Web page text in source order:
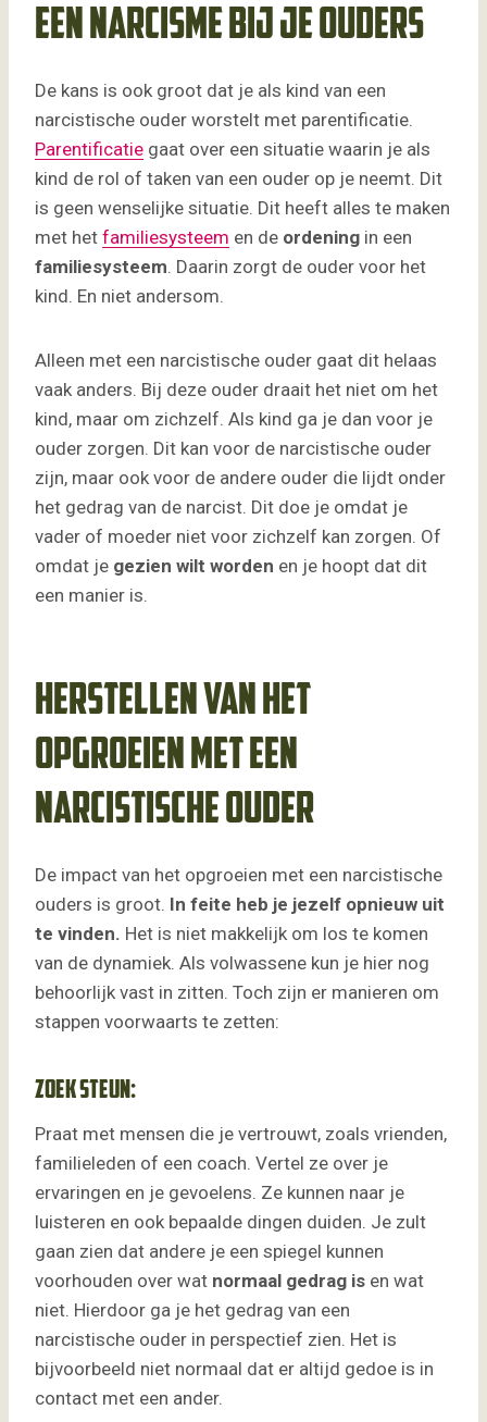
een narcisme bij je ouders
De kans is ook groot dat je als kind van een
narcistische ouder worstelt met parentificatie.
Parentificatie gaat over een situatie waarin je als
kind de rol of taken van een ouder op je neemt. Dit
is geen wenselijke situatie. Dit heeft alles te maken
met het familiesysteem en de ordening in een
familiesysteem. Daarin zorgt de ouder voor het
kind. En niet andersom.
Alleen met een narcistische ouder gaat dit helaas
vaak anders. Bij deze ouder draait het niet om het
kind, maar om zichzelf. Als kind ga je dan voor je
ouder zorgen. Dit kan voor de narcistische ouder
zijn, maar ook voor de andere ouder die lijdt onder
het gedrag van de narcist. Dit doe je omdat je
vader of moeder niet voor zichzelf kan zorgen. Of
omdat je gezien wilt worden en je hoopt dat dit
een manier is.
Herstellen van het
opgroeien met een
narcistische ouder
De impact van het opgroeien met een narcistische
ouders is groot. In feite heb je jezelf opnieuw uit
te vinden. Het is niet makkelijk om los te komen
van de dynamiek. Als volwassene kun je hier nog
behoorlijk vast in zitten. Toch zijn er manieren om
stappen voorwaarts te zetten:
Zoek steun:
Praat met mensen die je vertrouwt, zoals vrienden,
familieleden of een coach. Vertel ze over je
ervaringen en je gevoelens. Ze kunnen naar je
luisteren en ook bepaalde dingen duiden. Je zult
gaan zien dat andere je een spiegel kunnen
voorhouden over wat normaal gedrag is en wat
niet. Hierdoor ga je het gedrag van een
narcistische ouder in perspectief zien. Het is
bijvoorbeeld niet normaal dat er altijd gedoe is in
contact met een ander.